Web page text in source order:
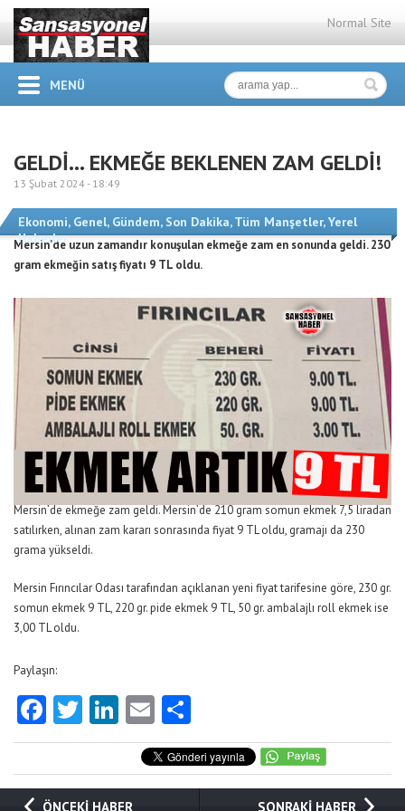
Normal Site
MENÜ
GELDİ… EKMEĞE BEKLENEN ZAM GELDİ!
13 Şubat 2024 - 18:49
Ekonomi, Genel, Gündem, Son Dakika,Tüm Manşetler,Yerel
Haberler
Mersin’de uzun zamandır konuşulan ekmeğe zam en sonunda geldi. 230
gram ekmeğin satış fiyatı 9 TL oldu.
Mersin’de ekmeğe zam geldi. Mersin’de 210 gram somun ekmek 7,5 liradan
satılırken, alınan zam kararı sonrasında fiyat 9 TL oldu, gramajı da 230
grama yükseldi.
Mersin Fırıncılar Odası tarafından açıklanan yeni fiyat tarifesine göre, 230 gr.
somun ekmek 9 TL, 220 gr. pide ekmek 9 TL, 50 gr. ambalajlı roll ekmek ise
3,00 TL oldu.
Paylaşın:
Facebook
Twitter
LinkedIn
Email
ÖNCEKİ HABER SONRAKİ HABER